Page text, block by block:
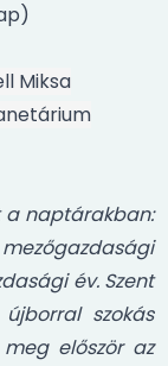
Miksa
a naptárakban:
év. Szent
szokás
először az